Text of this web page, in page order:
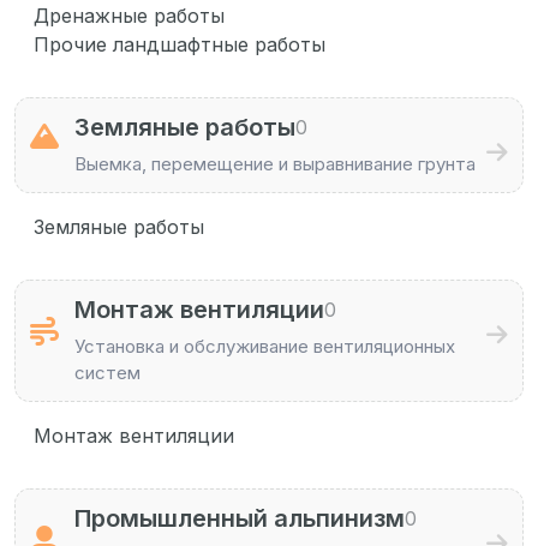
Дренажные работы
Прочие ландшафтные работы
Земляные работы0
Выемка, перемещение и выравнивание грунта
Земляные работы
Монтаж вентиляции0
Установка и обслуживание вентиляционных
систем
Монтаж вентиляции
Промышленный альпинизм0